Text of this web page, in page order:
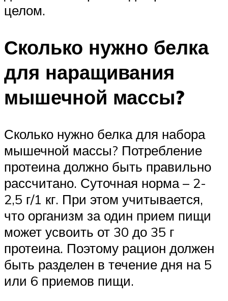
целом.
Сколько нужно белка
для наращивания
мышечной массы?
Сколько нужно белка для набора
мышечной массы? Потребление
протеина должно быть правильно
рассчитано. Суточная норма – 2-
2,5 г/1 кг. При этом учитывается,
что организм за один прием пищи
может усвоить от 30 до 35 г
протеина. Поэтому рацион должен
быть разделен в течение дня на 5
или 6 приемов пищи.